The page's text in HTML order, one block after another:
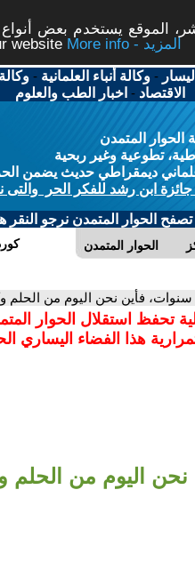
الموقع يستخدم بعض
website
More info - المزيد
-وكالة أنباء العلمانية -
الاقتصاد - اخبار الطب والعلوم
المتمدن
تطوعية وغير ربحية
ديمقراطي حديث يضمن الحرية
ابن رشد للفكر الحر والتى
الحوار المتمدن نرجو النقر
الحوار المتمدن
فأين نحن اليوم من الحلم
تحفظ استقلال الحوار
هذا الفضاء اليساري
اليوم من الحلم